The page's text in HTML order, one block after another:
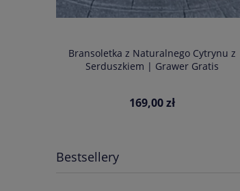
Bransoletka z Naturalnego Cytrynu z
Serduszkiem | Grawer Gratis
169,00 zł
Bestsellery